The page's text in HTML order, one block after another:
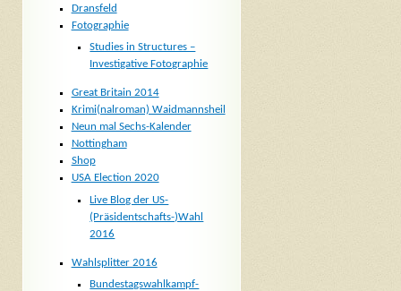
Dransfeld
Fotographie
Studies in Structures –
Investigative Fotographie
Great Britain 2014
Krimi(nalroman) Waidmannsheil
Neun mal Sechs-Kalender
Nottingham
Shop
USA Election 2020
Live Blog der US-
(Präsidentschafts-)Wahl
2016
Wahlsplitter 2016
Bundestagswahlkampf-